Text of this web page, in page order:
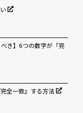
き】6つの数字が「完
全一致』する方法